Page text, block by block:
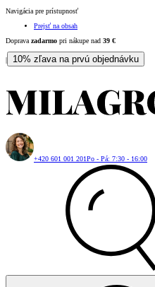
Navigácia pre prístupnosť
Prejsť na obsah
Doprava zadarmo pri nákupe nad 39 €
| 10% zľava na prvú objednávku
+420 601 001 201Po - Pá: 7:30 - 16:00